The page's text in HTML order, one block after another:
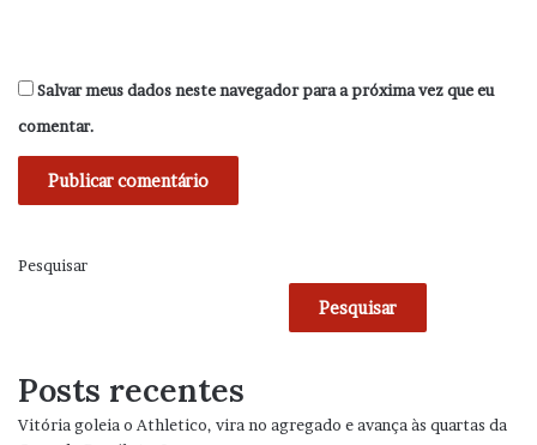
Salvar meus dados neste navegador para a próxima vez que eu
comentar.
Pesquisar
Pesquisar
Posts recentes
Vitória goleia o Athletico, vira no agregado e avança às quartas da